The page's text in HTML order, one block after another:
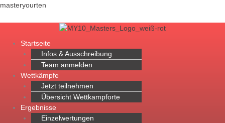
Zum
masteryourten
Menü
Startseite
Infos & Ausschreibung
Team anmelden
Wettkämpfe
Jetzt teilnehmen
Übersicht Wettkampforte
Ergebnisse
Einzelwertungen